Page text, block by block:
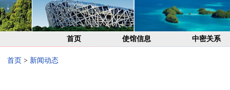
首页 使馆信息 中密关系
首页 > 新闻动态